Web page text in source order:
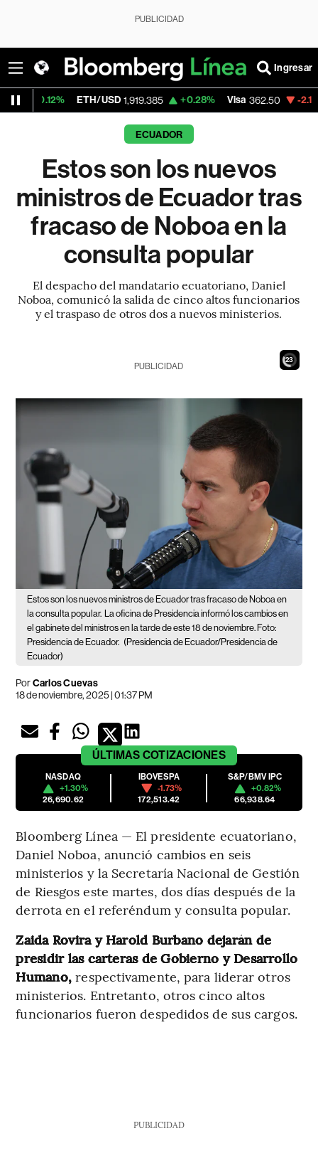
PUBLICIDAD
Ingresar
ETH/USD 1,919.385 +0.28% Visa 362.50 -2.15%
ECUADOR
Estos son los nuevos
ministros de Ecuador tras
fracaso de Noboa en la
consulta popular
El despacho del mandatario ecuatoriano, Daniel
Noboa, comunicó la salida de cinco altos funcionarios
y el traspaso de otros dos a nuevos ministerios.
21
PUBLICIDAD
Estos son los nuevos ministros de Ecuador tras fracaso de Noboa en
la consulta popular. La oficina de Presidencia informó los cambios en
el gabinete del ministros en la tarde de este 18 de noviembre. Foto:
Presidencia de Ecuador. (Presidencia de Ecuador/Presidencia de
Ecuador)
PorCarlos Cuevas
18 de noviembre, 2025 | 01:37 PM
ÚLTIMAS COTIZACIONES
NASDAQ
+1.30%
26,690.62
IBOVESPA
-1.73%
172,513.42
S&P/BMV IPC
+0.82%
66,938.64
Bloomberg Línea — El presidente ecuatoriano,
Daniel Noboa, anunció cambios en seis
ministerios y la Secretaría Nacional de Gestión
de Riesgos este martes, dos días después de la
derrota en el referéndum y consulta popular.
Zaida Rovira y Harold Burbano dejarán de
presidir las carteras de Gobierno y Desarrollo
Humano,respectivamente, para liderar otros
ministerios. Entretanto, otros cinco altos
funcionarios fueron despedidos de sus cargos.
PUBLICIDAD